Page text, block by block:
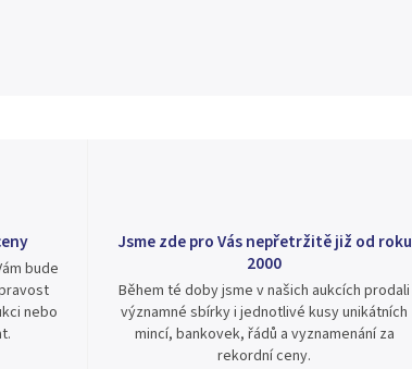
bude
nebo
Jsme zde pro Vás nepřetržitě již od roku
2000
Během té doby jsme v našich aukcích prodali
významné sbírky i jednotlivé kusy unikátních
mincí, bankovek, řádů a vyznamenání za
rekordní ceny.